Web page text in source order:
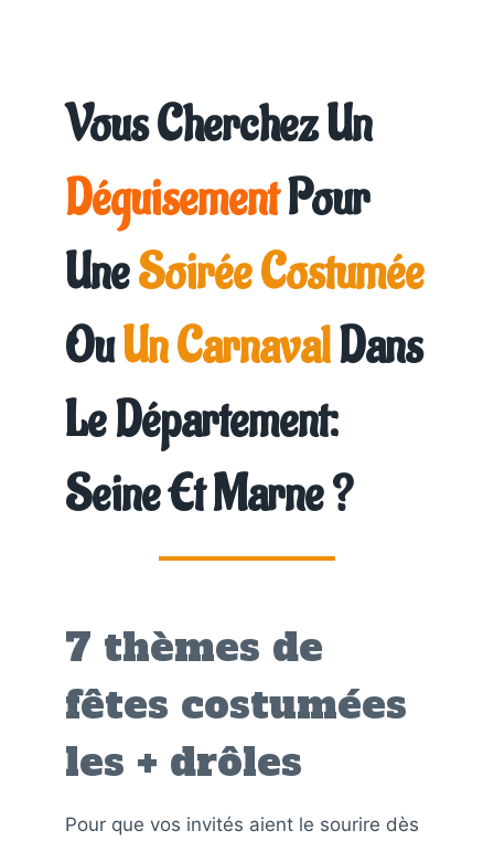
Vous Cherchez Un
DéguisementPour
UneSoirée Costumée
OuUn CarnavalDans
Le Département:
Seine Et Marne?
7 thèmes de
fêtes costumées
les + drôles
Pour que vos invités aient le sourire dès